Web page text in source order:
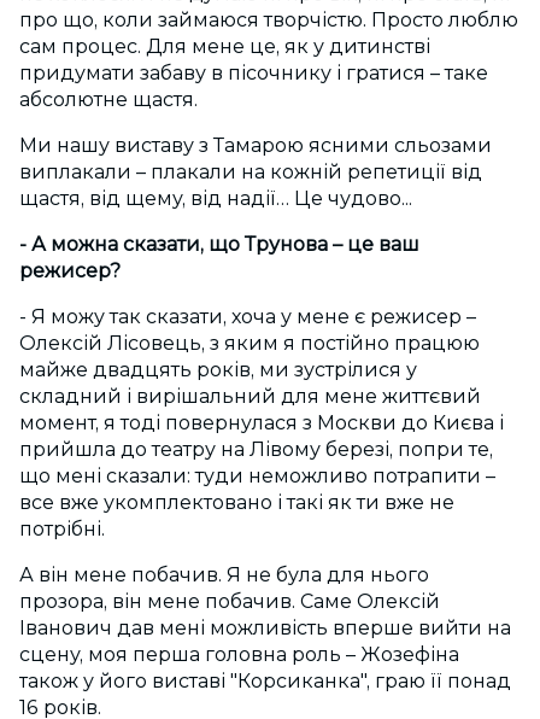
про що, коли займаюся творчістю. Просто люблю
сам процес. Для мене це, як у дитинстві
придумати забаву в пісочнику і гратися – таке
абсолютне щастя.
Ми нашу виставу з Тамарою ясними сльозами
виплакали – плакали на кожній репетиції від
щастя, від щему, від надії… Це чудово...
- А можна сказати, що Трунова – це ваш
режисер?
- Я можу так сказати, хоча у мене є режисер –
Олексій Лісовець, з яким я постійно працюю
майже двадцять років, ми зустрілися у
складний і вирішальний для мене життєвий
момент, я тоді повернулася з Москви до Києва і
прийшла до театру на Лівому березі, попри те,
що мені сказали: туди неможливо потрапити –
все вже укомплектовано і такі як ти вже не
потрібні.
А він мене побачив. Я не була для нього
прозора, він мене побачив. Саме Олексій
Іванович дав мені можливість вперше вийти на
сцену, моя перша головна роль – Жозефіна
також у його виставі "Корсиканка", граю її понад
16 років.